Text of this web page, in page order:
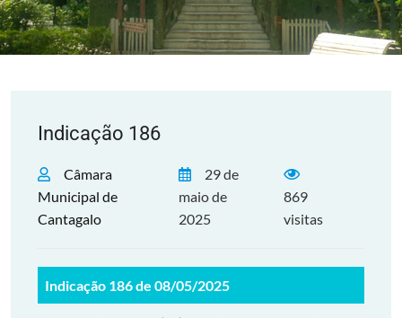
Indicação 186
Câmara
Municipal de
Cantagalo
29 de
maio de
2025
869
visitas
Indicação 186 de 08/05/2025